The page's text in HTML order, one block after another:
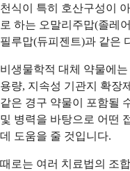
천식이 특히 호산구성이
로 하는 오말리주맙(졸레
필루맙(듀피젠트)과 같은
비생물학적 대체 약물에
용량, 지속성 기관지 확장
같은 경구 약물이 포함될
및 병력을 바탕으로 어떤
데 도움을 줄 것입니다.
때로는 여러 치료법의 조